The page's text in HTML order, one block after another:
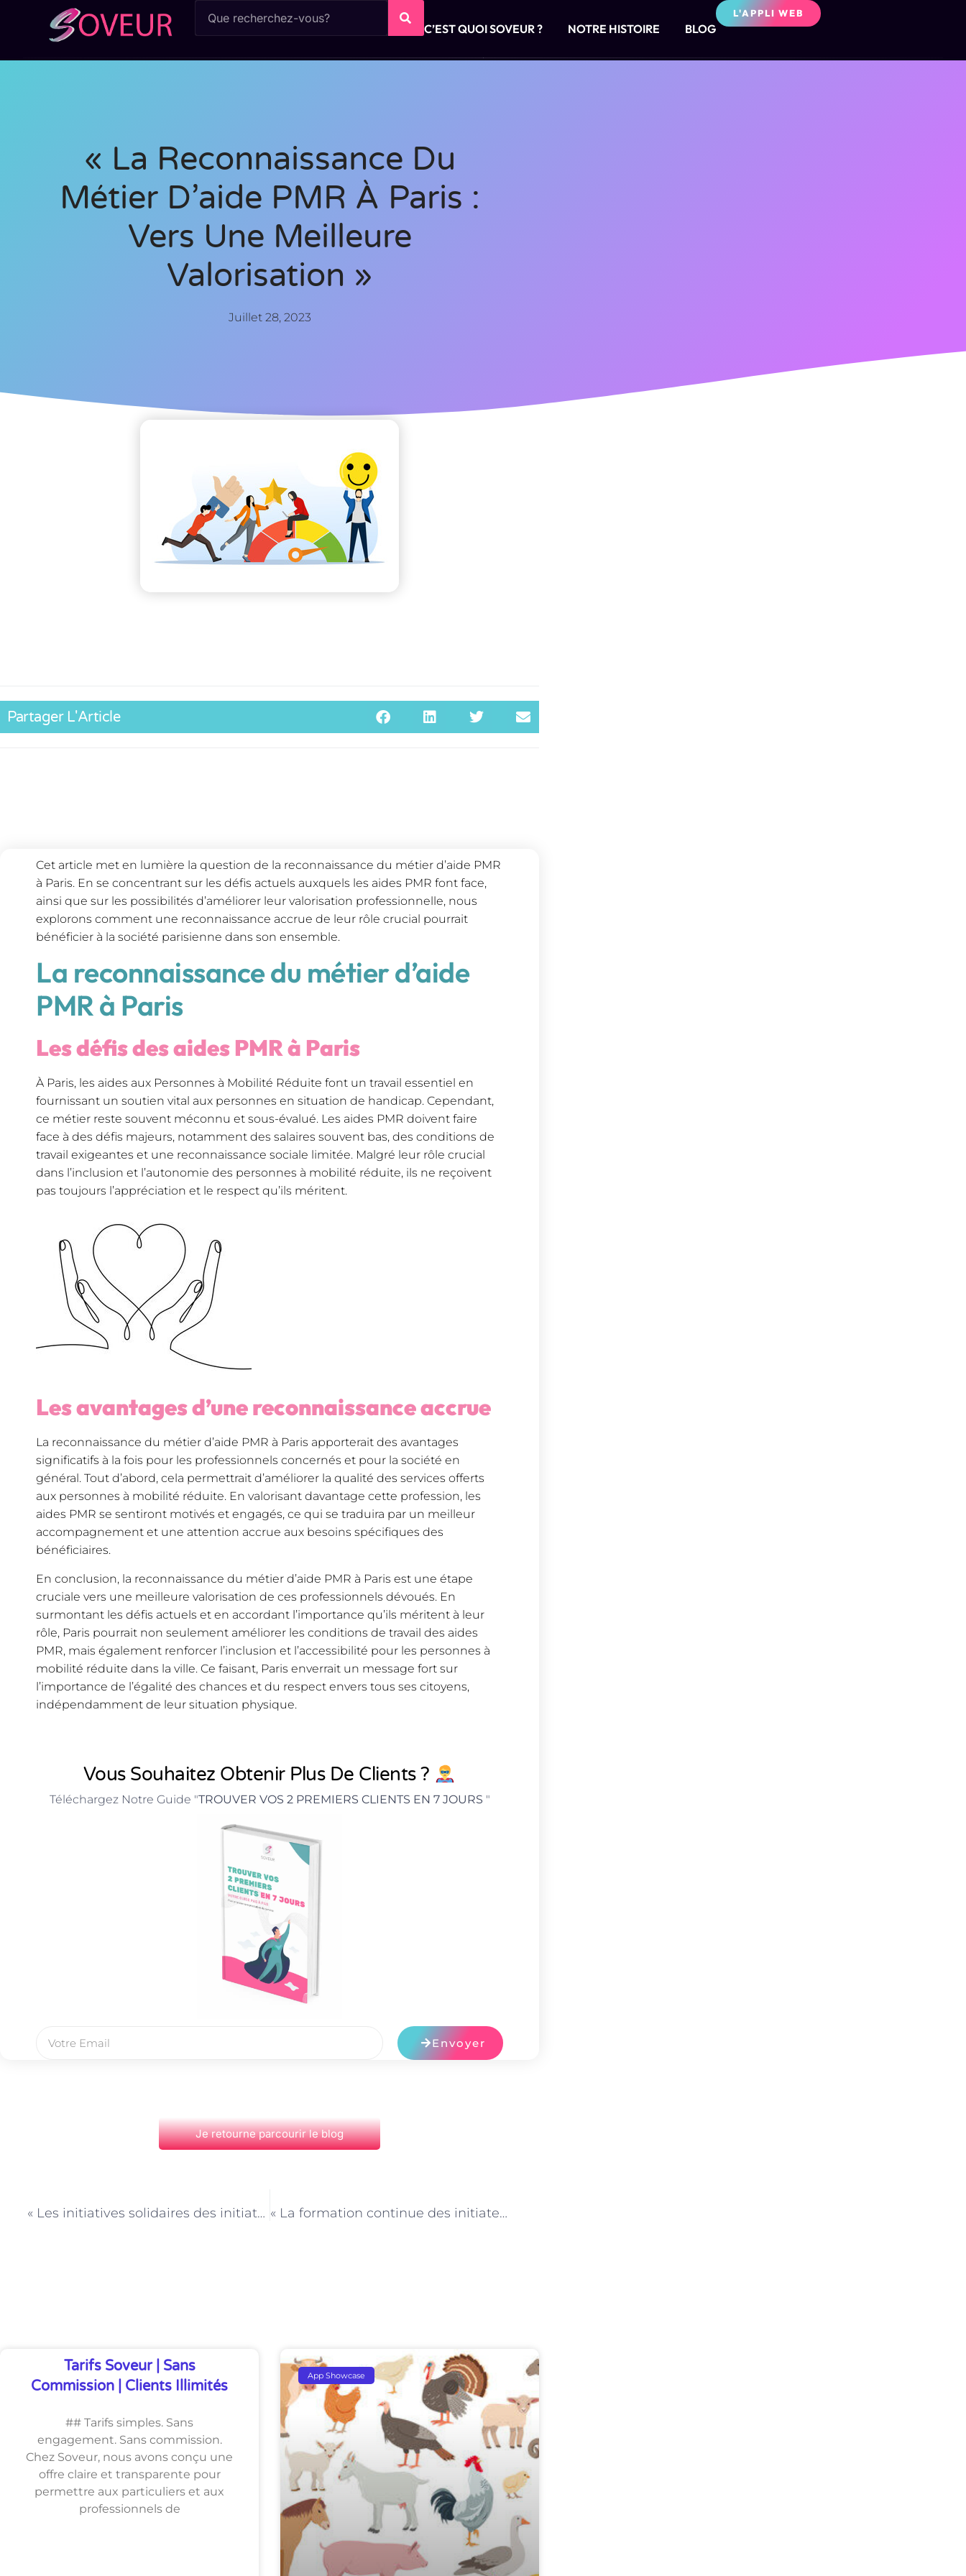
C’EST QUOI SOVEUR ? NOTRE HISTOIRE BLOG
L'APPLI WEB
« La Reconnaissance Du
Métier D’aide PMR À Paris :
Vers Une Meilleure
Valorisation »
Juillet 28, 2023
Partager L'Article
Cet article met en lumière la question de la reconnaissance du métier d’aide PMR
à Paris. En se concentrant sur les défis actuels auxquels les aides PMR font face,
ainsi que sur les possibilités d’améliorer leur valorisation professionnelle, nous
explorons comment une reconnaissance accrue de leur rôle crucial pourrait
bénéficier à la société parisienne dans son ensemble.
La reconnaissance du métier d’aide
PMR à Paris
Les défis des aides PMR à Paris
À Paris, les aides aux Personnes à Mobilité Réduite font un travail essentiel en
fournissant un soutien vital aux personnes en situation de handicap. Cependant,
ce métier reste souvent méconnu et sous-évalué. Les aides PMR doivent faire
face à des défis majeurs, notamment des salaires souvent bas, des conditions de
travail exigeantes et une reconnaissance sociale limitée. Malgré leur rôle crucial
dans l’inclusion et l’autonomie des personnes à mobilité réduite, ils ne reçoivent
pas toujours l’appréciation et le respect qu’ils méritent.
Les avantages d’une reconnaissance accrue
La reconnaissance du métier d’aide PMR à Paris apporterait des avantages
significatifs à la fois pour les professionnels concernés et pour la société en
général. Tout d’abord, cela permettrait d’améliorer la qualité des services offerts
aux personnes à mobilité réduite. En valorisant davantage cette profession, les
aides PMR se sentiront motivés et engagés, ce qui se traduira par un meilleur
accompagnement et une attention accrue aux besoins spécifiques des
bénéficiaires.
En conclusion, la reconnaissance du métier d’aide PMR à Paris est une étape
cruciale vers une meilleure valorisation de ces professionnels dévoués. En
surmontant les défis actuels et en accordant l’importance qu’ils méritent à leur
rôle, Paris pourrait non seulement améliorer les conditions de travail des aides
PMR, mais également renforcer l’inclusion et l’accessibilité pour les personnes à
mobilité réduite dans la ville. Ce faisant, Paris enverrait un message fort sur
l’importance de l’égalité des chances et du respect envers tous ses citoyens,
indépendamment de leur situation physique.
Vous Souhaitez Obtenir Plus De Clients ?
Téléchargez Notre Guide "TROUVER VOS 2 PREMIERS CLIENTS EN 7 JOURS "
Envoyer
Je retourne parcourir le blog
« Les initiatives solidaires des initiateurs de loisirs à Paris : s’engager pour la communauté » « La formation continue des initiateurs de loisirs à Paris : rester à la pointe de l’innovation »
Tarifs Soveur | Sans
Commission | Clients Illimités
## Tarifs simples. Sans
engagement. Sans commission.
Chez Soveur, nous avons conçu une
offre claire et transparente pour
permettre aux particuliers et aux
professionnels de
App Showcase